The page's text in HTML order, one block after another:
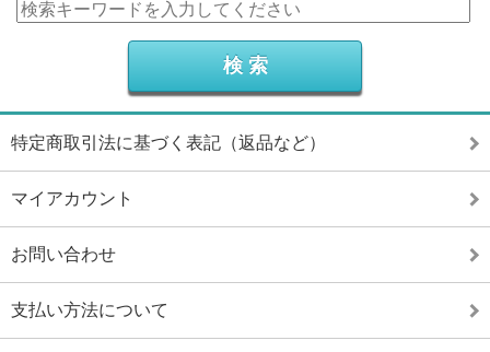
特定商取引法に基づく表記（返品など）
マイアカウント
お問い合わせ
支払い方法について